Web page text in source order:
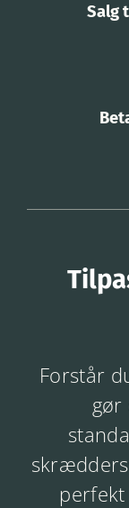
Salg
Forstår
gør